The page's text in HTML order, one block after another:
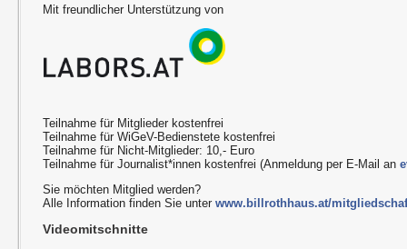
Mit freundlicher Unterstützung von
Teilnahme für Mitglieder kostenfrei
Teilnahme für WiGeV-Bedienstete kostenfrei
Teilnahme für Nicht-Mitglieder: 10,- Euro
Teilnahme für Journalist*innen kostenfrei (Anmeldung per E-Mail an
Sie möchten Mitglied werden?
Alle Information finden Sie unterwww.billrothhaus.at/
Videomitschnitte